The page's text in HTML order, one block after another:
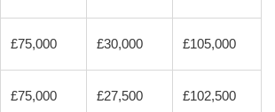
£75,000 £30,000 £105,000
£75,000 £27,500 £102,500